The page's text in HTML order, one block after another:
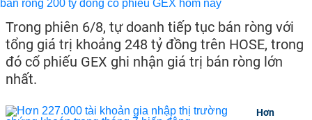
Trong phiên 6/8, tự doanh tiếp tục bán ròng với
tổng giá trị khoảng 248 tỷ đồng trên HOSE, trong
đó cổ phiếu GEX ghi nhận giá trị bán ròng lớn
nhất.
Hơn